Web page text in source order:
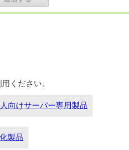
ください。
向けサーバー専用製品
製品